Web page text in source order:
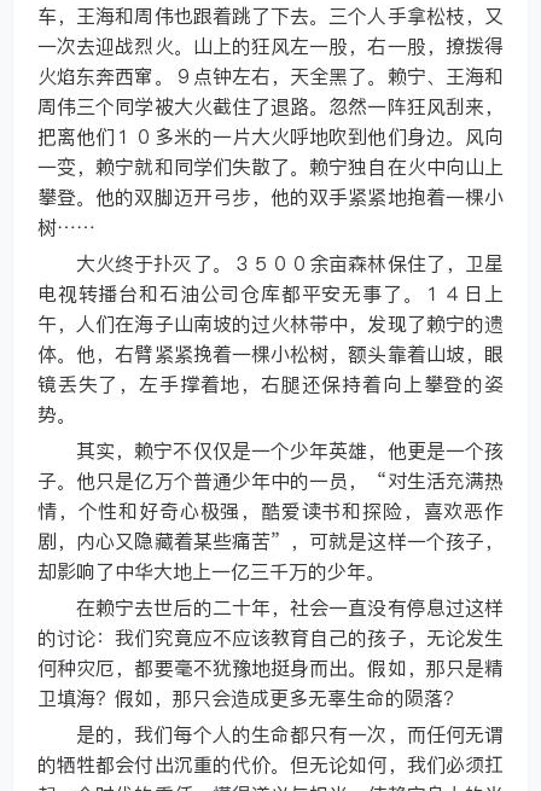
车，王海和周伟也跟着跳了下去。三个人手拿松枝，又
一次去迎战烈火。山上的狂风左一股，右一股，撩拨得
火焰东奔西窜。９点钟左右，天全黑了。赖宁、王海和
周伟三个同学被大火截住了退路。忽然一阵狂风刮来，
把离他们１０多米的一片大火呼地吹到他们身边。风向
一变，赖宁就和同学们失散了。赖宁独自在火中向山上
攀登。他的双脚迈开弓步，他的双手紧紧地抱着一棵小
树……
大火终于扑灭了。３５００余亩森林保住了，卫星
电视转播台和石油公司仓库都平安无事了。１４日上
午，人们在海子山南坡的过火林带中，发现了赖宁的遗
体。他，右臂紧紧挽着一棵小松树，额头靠着山坡，眼
镜丢失了，左手撑着地，右腿还保持着向上攀登的姿
势。
其实，赖宁不仅仅是一个少年英雄，他更是一个孩
子。他只是亿万个普通少年中的一员，“对生活充满热
情，个性和好奇心极强，酷爱读书和探险，喜欢恶作
剧，内心又隐藏着某些痛苦”，可就是这样一个孩子，
却影响了中华大地上一亿三千万的少年。
在赖宁去世后的二十年，社会一直没有停息过这样
的讨论：我们究竟应不应该教育自己的孩子，无论发生
何种灾厄，都要毫不犹豫地挺身而出。假如，那只是精
卫填海？假如，那只会造成更多无辜生命的陨落？
是的，我们每个人的生命都只有一次，而任何无谓
的牺牲都会付出沉重的代价。但无论如何，我们必须扛